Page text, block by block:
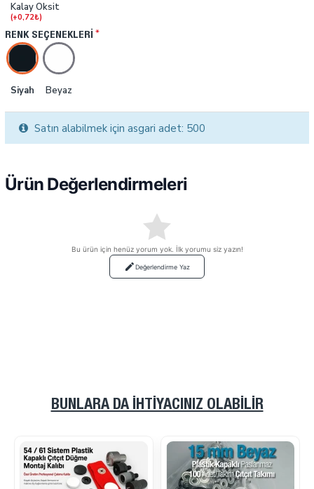
Kalay Oksit
(+0,72₺)
RENK SEÇENEKLERI
Siyah Beyaz
Satın alabilmek için asgari adet: 500
Ürün Değerlendirmeleri
Bu ürün için henüz yorum yok. İlk yorumu siz yazın!
Değerlendirme Yaz
BUNLARA DA İHTIYACINIZ OLABILIR